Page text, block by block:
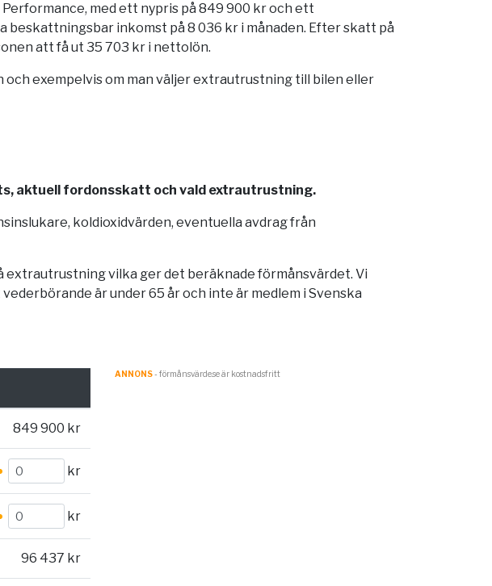
med ett nypris på 849 900 kr och ett
inkomst på 8 036 kr i månaden. Efter skatt på
att få ut 35 703 kr i nettolön.
exempelvis om man väljer extrautrustning till bilen eller
aktuell fordonsskatt och vald extrautrustning.
koldioxidvärden, eventuella avdrag från
vilka ger det beräknade förmånsvärdet. Vi
är under 65 år och inte är medlem i Svenska
849 900 kr
kr
kr
96 437 kr
ANNONS- förmånsvärde.se är kostnadsfritt